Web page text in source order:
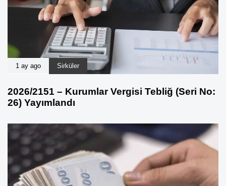
1 ay ago Sirküler
2026/2151 – Kurumlar Vergisi Tebliğ (Seri No:
26) Yayımlandı